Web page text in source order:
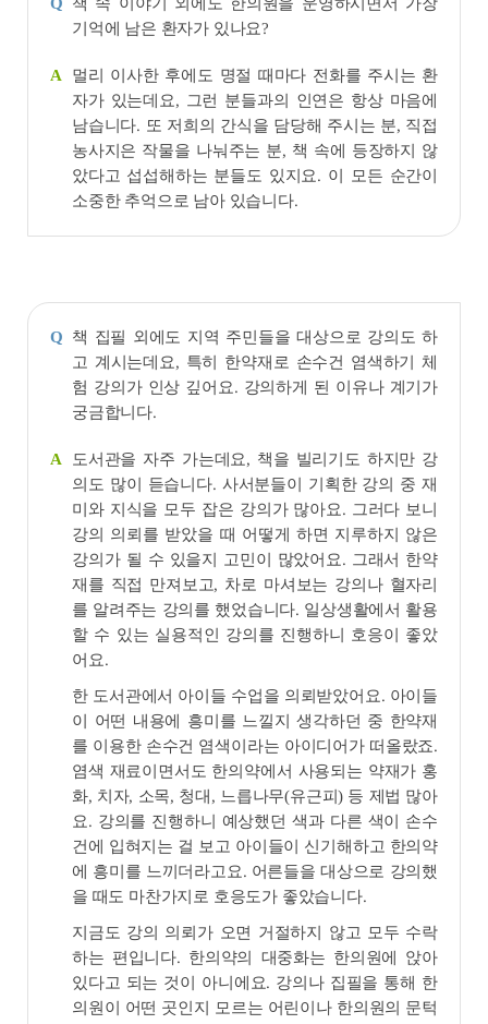
기억에 남은 환자가 있나요?
A
멀리 이사한 후에도 명절 때마다 전화를 주시는 환
자가 있는데요, 그런 분들과의 인연은 항상 마음에
남습니다. 또 저희의 간식을 담당해 주시는 분, 직접
농사지은 작물을 나눠주는 분, 책 속에 등장하지 않
았다고 섭섭해하는 분들도 있지요. 이 모든 순간이
소중한 추억으로 남아 있습니다.
Q
책 집필 외에도 지역 주민들을 대상으로 강의도 하
고 계시는데요, 특히 한약재로 손수건 염색하기 체
험 강의가 인상 깊어요. 강의하게 된 이유나 계기가
궁금합니다.
A
도서관을 자주 가는데요, 책을 빌리기도 하지만 강
의도 많이 듣습니다. 사서분들이 기획한 강의 중 재
미와 지식을 모두 잡은 강의가 많아요. 그러다 보니
강의 의뢰를 받았을 때 어떻게 하면 지루하지 않은
강의가 될 수 있을지 고민이 많았어요. 그래서 한약
재를 직접 만져보고, 차로 마셔보는 강의나 혈자리
를 알려주는 강의를 했었습니다. 일상생활에서 활용
할 수 있는 실용적인 강의를 진행하니 호응이 좋았
어요.
한 도서관에서 아이들 수업을 의뢰받았어요. 아이들
이 어떤 내용에 흥미를 느낄지 생각하던 중 한약재
를 이용한 손수건 염색이라는 아이디어가 떠올랐죠.
염색 재료이면서도 한의약에서 사용되는 약재가 홍
화, 치자, 소목, 청대, 느릅나무(유근피) 등 제법 많아
요. 강의를 진행하니 예상했던 색과 다른 색이 손수
건에 입혀지는 걸 보고 아이들이 신기해하고 한의약
에 흥미를 느끼더라고요. 어른들을 대상으로 강의했
을 때도 마찬가지로 호응도가 좋았습니다.
지금도 강의 의뢰가 오면 거절하지 않고 모두 수락
하는 편입니다. 한의약의 대중화는 한의원에 앉아
있다고 되는 것이 아니에요. 강의나 집필을 통해 한
의원이 어떤 곳인지 모르는 어린이나 한의원의 문턱